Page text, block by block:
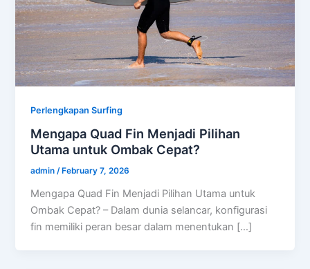
Perlengkapan Surfing
Mengapa Quad Fin Menjadi Pilihan
Utama untuk Ombak Cepat?
admin/ February 7, 2026
Mengapa Quad Fin Menjadi Pilihan Utama untuk
Ombak Cepat? – Dalam dunia selancar, konfigurasi
fin memiliki peran besar dalam menentukan […]